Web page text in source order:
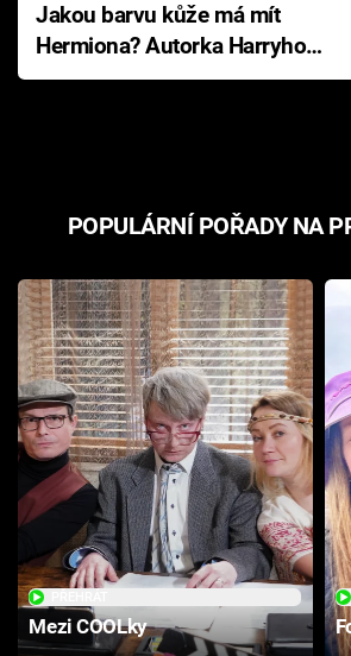
Jakou barvu kůže má mít
Hermiona? Autorka Harryho
Pottera přišla s ráznou
POPULÁRNÍ POŘADY NA
Mezi COOLky